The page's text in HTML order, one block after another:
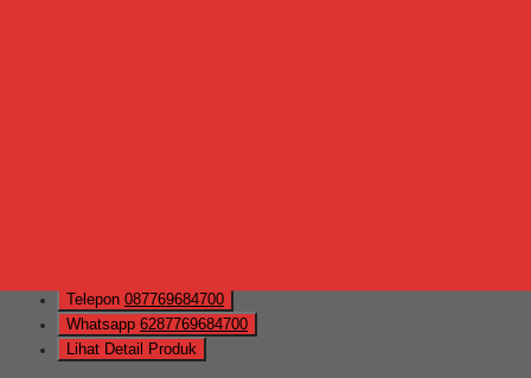
Telepon 087769684700
Whatsapp 6287769684700
Lihat Detail Produk